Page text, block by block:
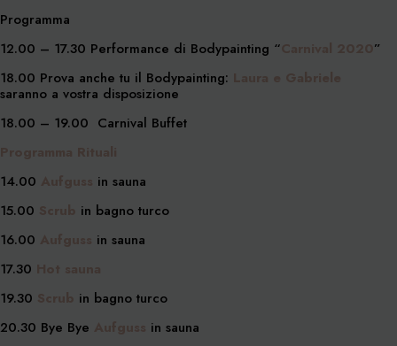
Programma
12.00 – 17.30 Performance di Bodypainting “Carnival 2020”
18.00 Prova anche tu il Bodypainting: Laura e Gabriele
saranno a vostra disposizione
18.00 – 19.00 Carnival Buffet
Programma Rituali
14.00 Aufguss in sauna
15.00 Scrub in bagno turco
16.00 Aufguss in sauna
17.30 Hot sauna
19.30 Scrub in bagno turco
20.30 Bye Bye Aufguss in sauna